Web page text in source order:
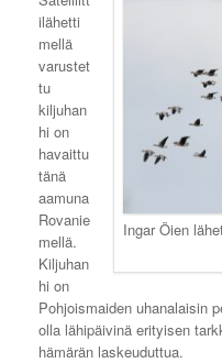
Ingar Öien
ilähetti
mellä
varustet
tu
kiljuhan
hi on
havaittu
tänä
aamuna
Rovanie
mellä.
Kiljuhan
hi on
Pohjoismaiden uhanalaisin
olla lähipäivinä erityisen
hämärän laskeuduttua.